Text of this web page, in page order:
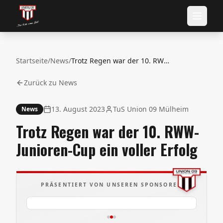
Startseite/News/ Trotz Regen war der 10. RWW-Junioren-Cup ein voller Erfolg
Zurück zu News
News 13. August 2023 TuS Union 09 Mülheim
Trotz Regen war der 10. RWW-
Junioren-Cup ein voller Erfolg
PRÄSENTIERT VON UNSEREN SPONSOREN